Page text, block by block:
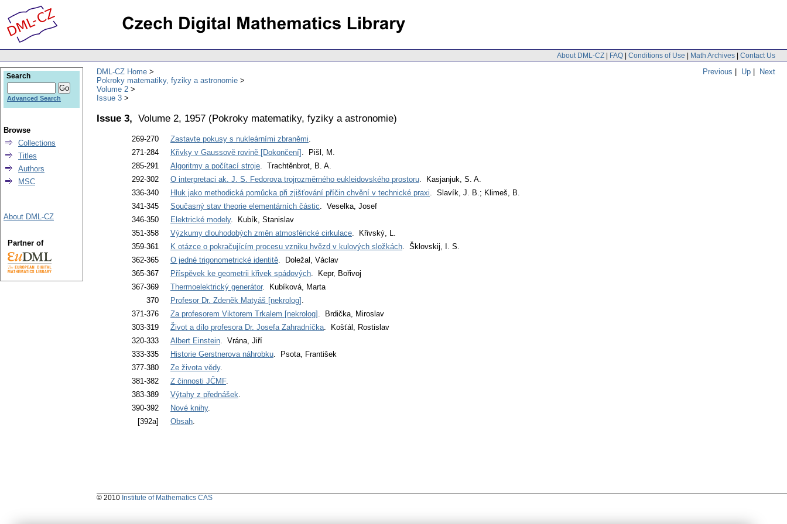
About DML-CZ | FAQ | Conditions of Use | Math Archives | Contact Us
Previous | Up | Next
DML-CZ Home
Pokroky matematiky, fyziky a astronomie
Volume 2
Issue 3
Issue 3, Volume 2, 1957 (Pokroky matematiky, fyziky a astronomie)
269-270 Zastavte pokusy s nukleárními zbraněmi.
271-284
Křivky v Gaussově rovině [Dokončení] . Pišl, M.
285-291
Algoritmy a počítací stroje. Trachtěnbrot, B. A.
292-302
O interpretaci ak. J. S. Fedorova trojrozměrného eukleidovského prostoru. Kasjanjuk, S. A.
336-340
Hluk jako methodická pomůcka při zjišťování příčin chvění v technické praxi. Slavík, J. B.; Klimeš, B.
341-345
Současný stav theorie elementárních částic. Veselka, Josef
346-350
Elektrické modely. Kubík, Stanislav
351-358
Výzkumy dlouhodobých změn atmosférické cirkulace. Křivský, L.
359-361
K otázce o pokračujícím procesu vzniku hvězd v kulových složkách. Šklovskij, I. S.
362-365
O jedné trigonometrické identitě. Doležal, Václav
365-367
Příspěvek ke geometrii křivek spádových. Kepr, Bořivoj
367-369
Thermoelektrický generátor. Kubíková, Marta
370
Profesor Dr. Zdeněk Matyáš [nekrolog] .
371-376
Za profesorem Viktorem Trkalem [nekrolog] . Brdička, Miroslav
303-319
Život a dílo profesora Dr. Josefa Zahradníčka. Košťál, Rostislav
320-333
Albert Einstein. Vrána, Jiří
333-335
Historie Gerstnerova náhrobku. Psota, František
377-380
Ze života vědy.
381-382
Z činnosti JČMF.
383-389
Výtahy z přednášek.
390-392
Nové knihy.
[392a]
Obsah.
Search
Advanced Search
Browse
Collections
Titles
Authors
MSC
About DML-CZ
Partner of
© 2010 Institute of Mathematics CAS